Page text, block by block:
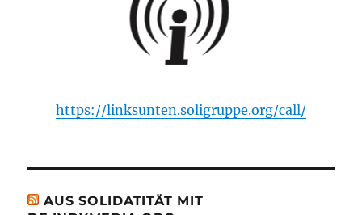
https://linksunten.soligruppe.org/call/
AUS SOLIDATITÄT MIT